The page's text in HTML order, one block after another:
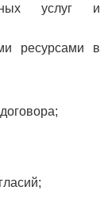
услуг и
ресурсами в